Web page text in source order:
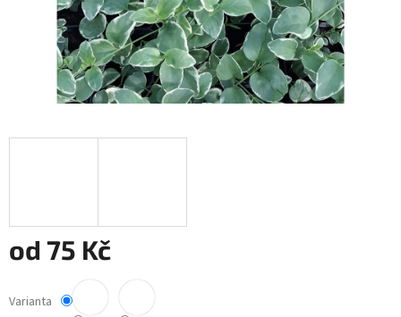
od 75 Kč
cena:
Varianta